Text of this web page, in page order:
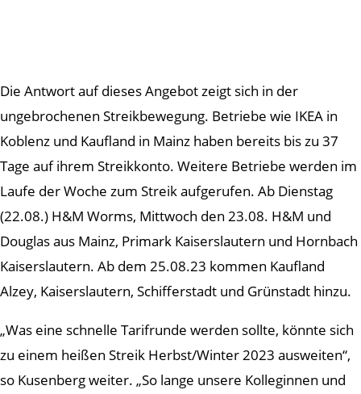
Die Antwort auf dieses Angebot zeigt sich in der
ungebrochenen Streikbewegung. Betriebe wie IKEA in
Koblenz und Kaufland in Mainz haben bereits bis zu 37
Tage auf ihrem Streikkonto. Weitere Betriebe werden im
Laufe der Woche zum Streik aufgerufen. Ab Dienstag
(22.08.) H&M Worms, Mittwoch den 23.08. H&M und
Douglas aus Mainz, Primark Kaiserslautern und Hornbach
Kaiserslautern. Ab dem 25.08.23 kommen Kaufland
Alzey, Kaiserslautern, Schifferstadt und Grünstadt hinzu.
„Was eine schnelle Tarifrunde werden sollte, könnte sich
zu einem heißen Streik Herbst/Winter 2023 ausweiten“,
so Kusenberg weiter. „So lange unsere Kolleginnen und